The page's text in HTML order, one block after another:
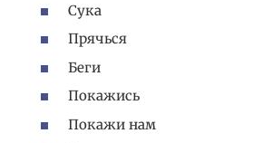
Cyкa
Прячься
Беги
Покажись
Покажи нам